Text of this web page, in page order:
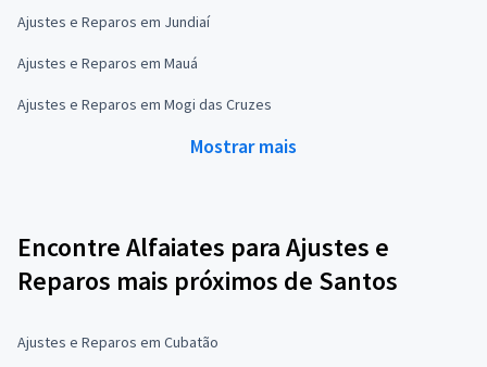
Ajustes e Reparos em Jundiaí
Ajustes e Reparos em Mauá
Ajustes e Reparos em Mogi das Cruzes
Mostrar mais
Encontre Alfaiates para Ajustes e
Reparos mais próximos de Santos
Ajustes e Reparos em Cubatão